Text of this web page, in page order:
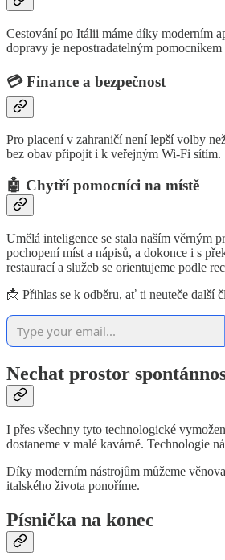
Cestování po Itálii máme díky moderním
dopravy je nepostradatelným pomocníkem
💳 Finance a bezpečnost
Pro placení v zahraničí není lepší volby
bez obav připojit i k veřejným Wi-Fi sítím.
🤖 Chytří pomocníci na místě
Umělá inteligence se stala naším věrným
pochopení míst a nápisů, a dokonce i s
restaurací a služeb se orientujeme podle
📩 Přihlas se k odběru, ať ti neuteče další
Nechat prostor
I přes všechny tyto technologické
dostaneme v malé kavárně. Technologie
Díky moderním nástrojům můžeme
italského života ponoříme.
Písnička na konec